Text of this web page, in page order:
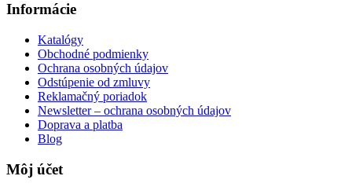
Informácie
Katalógy
Obchodné podmienky
Ochrana osobných údajov
Odstúpenie od zmluvy
Reklamačný poriadok
Newsletter – ochrana osobných údajov
Doprava a platba
Blog
Môj účet